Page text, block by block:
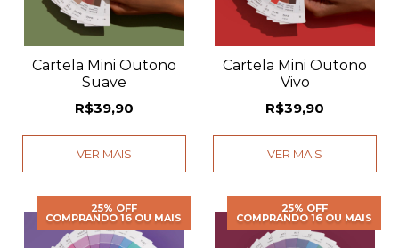
Cartela Mini Outono
Suave
R$39,90
VER MAIS
Cartela Mini Outono
Vivo
R$39,90
VER MAIS
25% OFF
COMPRANDO 16 OU MAIS
25% OFF
COMPRANDO 16 OU MAIS